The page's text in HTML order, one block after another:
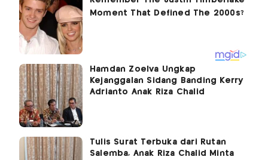
Hamdan Zoelva Ungkap
Kejanggalan Sidang Banding Kerry
Adrianto Anak Riza Chalid
Tulis Surat Terbuka dari Rutan
Salemba, Anak Riza Chalid Minta